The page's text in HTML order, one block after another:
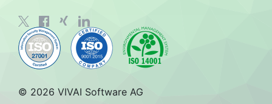
© 2026 VIVAI Software AG